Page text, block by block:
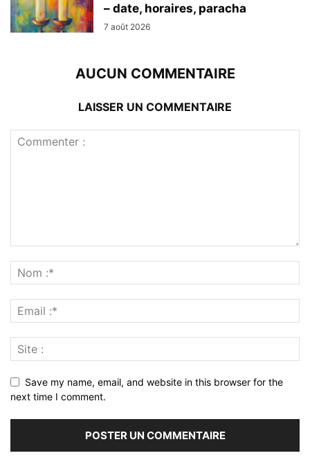
– date, horaires, paracha
7 août 2026
AUCUN COMMENTAIRE
LAISSER UN COMMENTAIRE
Save my name, email, and website in this browser for the
next time I comment.